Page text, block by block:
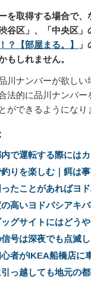
を取得する場合で
谷区」、「中央区
？【部屋まる。】
もしれません。
川ナンバーが欲し
法的に品川ナンバ
ができるようになり
で運転する際には
りを楽しむ｜餌は
たことがあればヨ
高いヨドバシアキ
グサイトにはどう
号は深夜でも点滅
者がIKEA船橋店に
っ越しても地元の